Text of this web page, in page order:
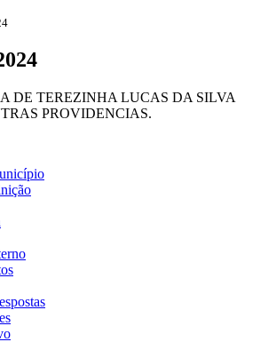
DE TEREZINHA LUCAS DA SILVA
PROVIDENCIAS.